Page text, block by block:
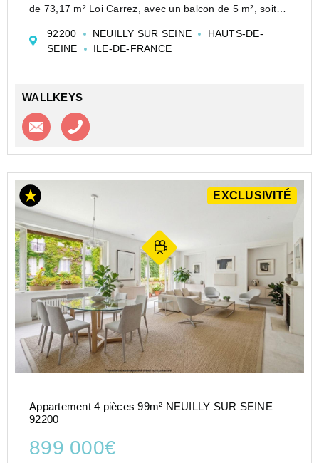
de 73,17 m² Loi Carrez, avec un balcon de 5 m², soit
coeur du du Village Chezy, sectorisation Pasteur, à...
92200 NEUILLY SUR SEINE
HAUTS-DE-
SEINE
ILE-DE-FRANCE
WALLKEYS
Contacter l'agence
EXCLUSIVITÉ
Appartement 4 pièces 99m² NEUILLY SUR SEINE
92200
899 000€